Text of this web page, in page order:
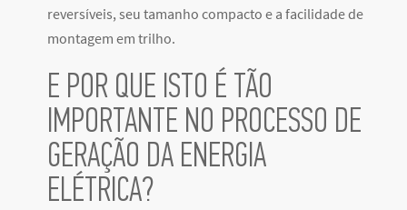
reversíveis, seu tamanho compacto e a facilidade de
montagem em trilho.
E POR QUE ISTO É TÃO
IMPORTANTE NO PROCESSO DE
GERAÇÃO DA ENERGIA
ELÉTRICA?